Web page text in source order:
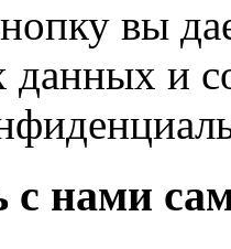
вы
данных и
с нами